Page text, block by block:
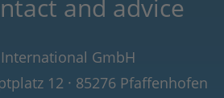
and advice
International GmbH
12 · 85276 Pfaffenhofen